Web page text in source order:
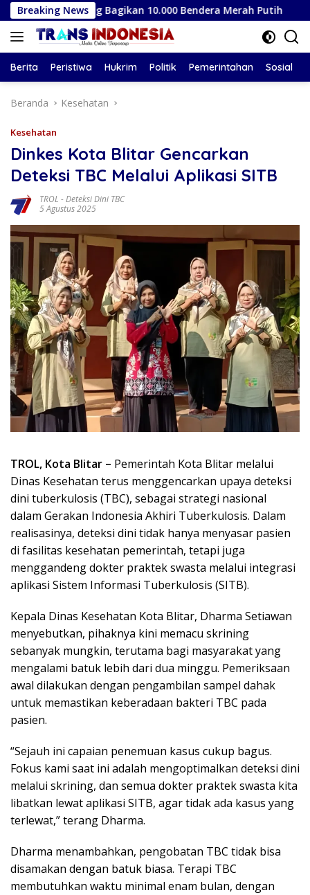
Langsung
ke
konten
Breaking News
Bagikan 10.000 Bendera Merah Putih
Berita Peristiwa Hukrim Politik Pemerintahan Sosial
Beranda Kesehatan
Kesehatan
Dinkes Kota Blitar Gencarkan
Deteksi TBC Melalui Aplikasi SITB
TROL -Deteksi Dini TBC
5 Agustus 2025
TROL, Kota Blitar – Pemerintah Kota Blitar melalui
Dinas Kesehatan terus menggencarkan upaya deteksi
dini tuberkulosis (TBC), sebagai strategi nasional
dalam Gerakan Indonesia Akhiri Tuberkulosis. Dalam
realisasinya, deteksi dini tidak hanya menyasar pasien
di fasilitas kesehatan pemerintah, tetapi juga
menggandeng dokter praktek swasta melalui integrasi
aplikasi Sistem Informasi Tuberkulosis (SITB).
Kepala Dinas Kesehatan Kota Blitar, Dharma Setiawan
menyebutkan, pihaknya kini memacu skrining
sebanyak mungkin, terutama bagi masyarakat yang
mengalami batuk lebih dari dua minggu. Pemeriksaan
awal dilakukan dengan pengambilan sampel dahak
untuk memastikan keberadaan bakteri TBC pada
pasien.
“Sejauh ini capaian penemuan kasus cukup bagus.
Fokus kami saat ini adalah mengoptimalkan deteksi dini
melalui skrining, dan semua dokter praktek swasta kita
libatkan lewat aplikasi SITB, agar tidak ada kasus yang
terlewat,” terang Dharma.
Dharma menambahkan, pengobatan TBC tidak bisa
disamakan dengan batuk biasa. Terapi TBC
membutuhkan waktu minimal enam bulan, dengan